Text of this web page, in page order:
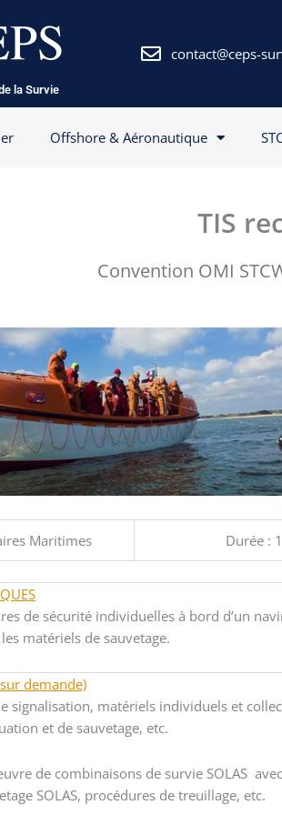
la Survie
contact@ceps-
Offshore & Aéronautique
TIS
Convention OMI
Maritimes Durée :
de sécurité individuelles à bord d’un
matériels de sauvetage.
demande)
signalisation, matériels individuels et
et de sauvetage, etc.
de combinaisons de survie SOLAS
SOLAS, procédures de treuillage, etc.